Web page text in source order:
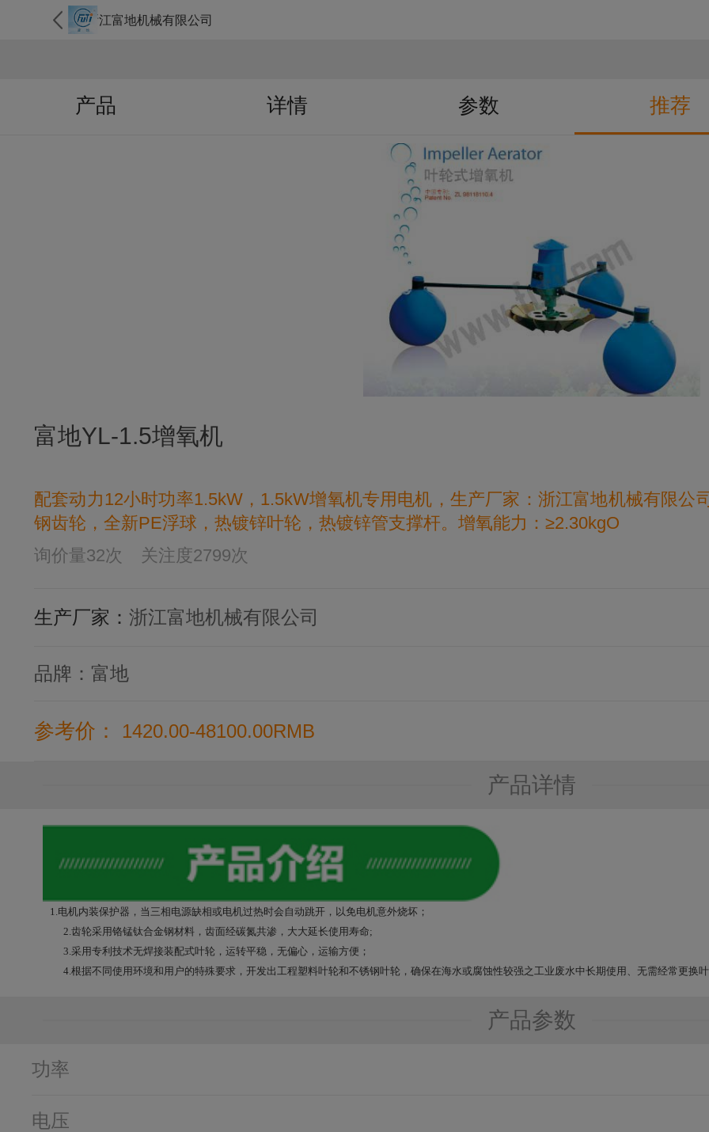
浙江富地机械有限公司
产品 详情 参数 推荐
富地YL-1.5增氧机
配套动力12小时功率1.5kW，1.5kW增氧机专用电机，生产厂家：浙江富地机械有限公
钢齿轮，全新PE浮球，热镀锌叶轮，热镀锌管支撑杆。增氧能力：≥2.30kgO
询价量32次 关注度2799次
生产厂家： 浙江富地机械有限公司
品牌： 富地
参考价： 1420.00-48100.00RMB
产品详情
1.电机内装保护器，当三相电源缺相或电机过热时会自动跳开，以免电机意外烧坏；
2.齿轮采用铬锰钛合金钢材料，齿面经碳氮共渗，大大延长使用寿命;
3.采用专利技术无焊接装配式叶轮，运转平稳，无偏心，运输方便；
4.根据不同使用环境和用户的特殊要求，开发出 工程塑料叶轮和不锈钢叶轮，确保在海水或腐蚀性较强之 工业废水中长期使用、无需经常更换
产品参数
功率
电压